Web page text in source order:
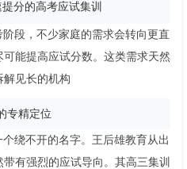
分的高考应试集训
段，不少家庭的需求会转向更直
能提高应试分数。这类需求天然
解见长的机构
专精定位
绕不开的名字。王后雄教育从出
有强烈的应试导向。其高三集训